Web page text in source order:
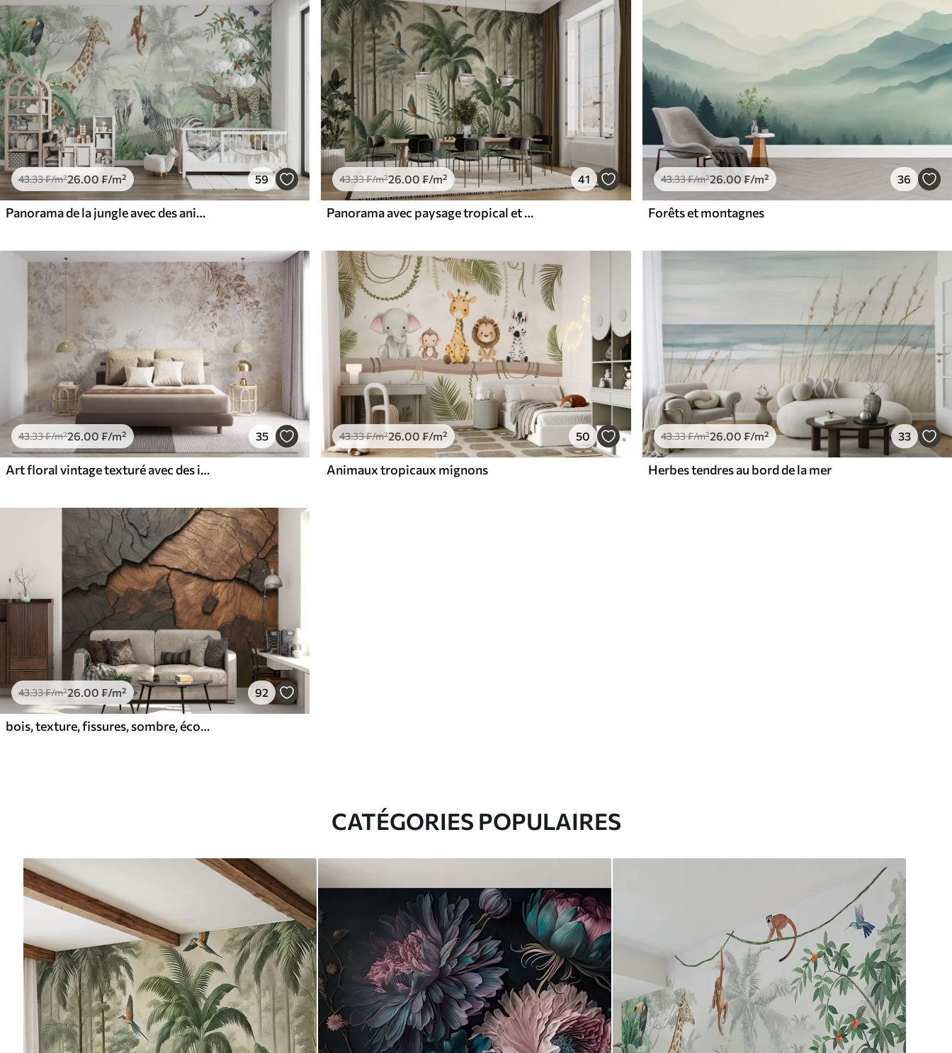
43.33₣/m²26.00 ₣/m² 59
Panorama de la jungle avec des animaux
43.33₣/m²26.00 ₣/m² 41
Panorama avec paysage tropical et oiseaux
43.33₣/m²26.00 ₣/m² 36
Forêts et montagnes
43.33₣/m²26 .00 ₣/m² 35
Art floral vintage texturé avec des illustrations délicates de fleurs et de feuilles de jardin dessinées, dans des tons pastel beige et sépia doux
43.33₣/m²26 .00 ₣/m² 50
Animaux tropicaux mignons
43.33₣/m²26 .00 ₣/m² 33
Herbes tendres au bord de la mer
43.33₣/m²26.00 ₣/m² 92
bois, texture, fissures, sombre, écorce, surface
CATÉGORIES POPULAIRES